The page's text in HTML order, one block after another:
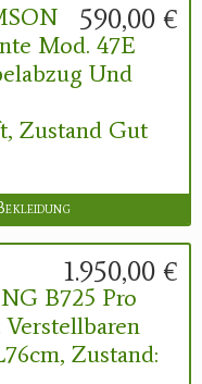
590,00 €
Mod. 47E
Und
Zustand Gut
1.950,00 €
B725 Pro
Zustand: